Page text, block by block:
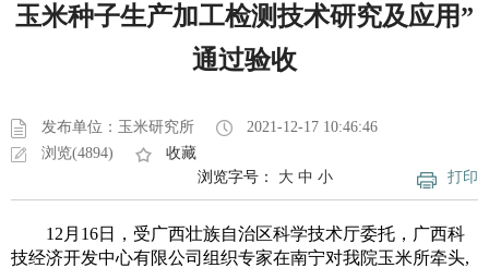
玉米种子生产加工检测技术研究及应用”
通过验收
发布单位：玉米研究所
2021-12-17 10:46:46
浏览(4894)
收藏
打印
浏览字号： 大 中 小
12月16日，受广西壮族自治区科学技术厅委托，广西科
技经济开发中心有限公司组织专家在南宁对我院玉米所牵头,